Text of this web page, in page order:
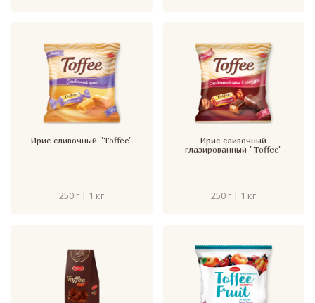
Ирис сливочный "Toffee"
250 г | 1 кг
Ирис сливочный
глазированный "Toffee"
250 г | 1 кг